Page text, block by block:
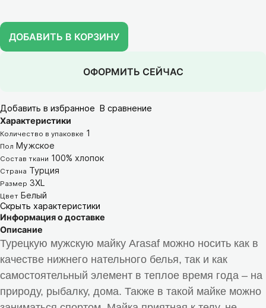
ДОБАВИТЬ В КОРЗИНУ
ОФОРМИТЬ СЕЙЧАС
Добавить в избранное В сравнение
Характеристики
Количество в упаковке 1
Пол Мужское
Состав ткани 100% хлопок
Страна Турция
Размер 3XL
Цвет Белый
Скрыть характеристики
Информация о доставке
Описание
Турецкую мужскую майку Arasaf можно носить как в
качестве нижнего нательного белья, так и как
самостоятельный элемент в теплое время года – на
природу, рыбалку, дома. Также в такой майке можно